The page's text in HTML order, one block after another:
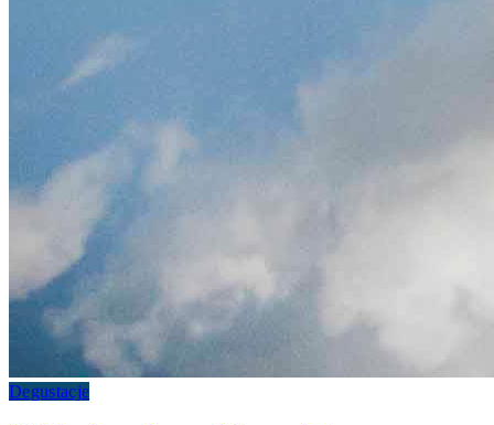
Degustacje